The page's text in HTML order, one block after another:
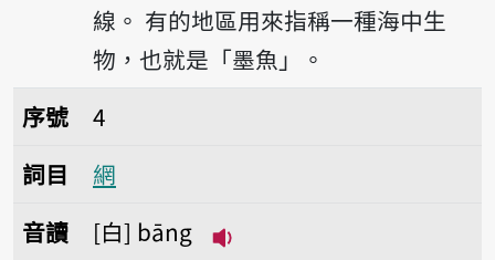
線。 有的地區用來指稱一種海中生
物，也就是「墨魚」。
序號4網
序號
4
詞目
網
音讀
白 bāng